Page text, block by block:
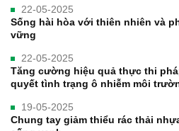
22-05-2025
Sống hài hòa với thiên nhiên và
vững
22-05-2025
Tăng cường hiệu quả thực thi
quyết tình trạng ô nhiễm môi
19-05-2025
Chung tay giảm thiểu rác thải